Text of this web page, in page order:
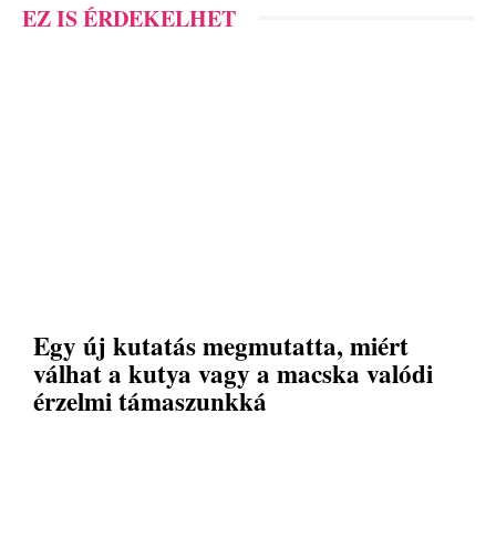
EZ IS ÉRDEKELHET
Egy új kutatás megmutatta, miért
válhat a kutya vagy a macska valódi
érzelmi támaszunkká